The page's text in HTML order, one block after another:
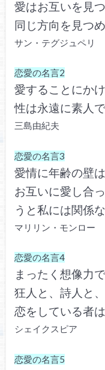
愛はお互いを見
同じ方向を見つ
サン・テグジュペリ
恋愛の名言2
愛することにか
性は永遠に素人で
三島由紀夫
恋愛の名言3
愛情に年齢の壁は
お互いに愛し合
うと私には関係な
マリリン・モンロー
恋愛の名言4
まったく想像力
狂人と、詩人と、
恋をしている者は
シェイクスピア
恋愛の名言5